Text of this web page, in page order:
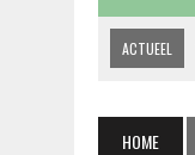
ACTUEEL
HOME